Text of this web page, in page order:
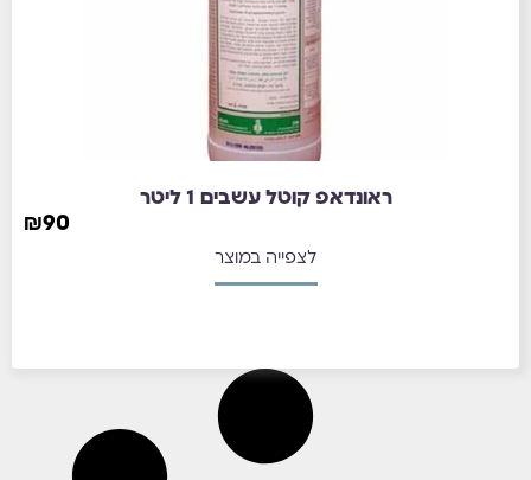
ראונדאפ קוטל עשבים 1 ליטר
₪90
לצפייה במוצר